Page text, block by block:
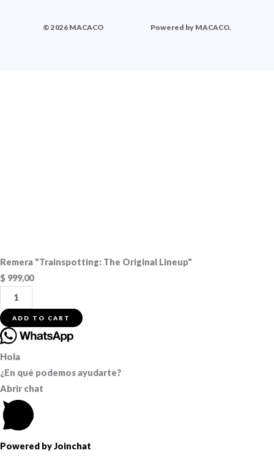
© 2026 MACACO Powered by MACACO.
Remera "Trainspotting: The Original Lineup"
$ 999,00
Remera
"Trainspotting:
The
Original
Lineup"
cantidad
ADD TO CART
Hola
¿En qué podemos ayudarte?
Abrir chat
Powered byJoinchat